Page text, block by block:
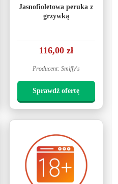
Jasnofioletowa peruka z
grzywką
116,00 zł
Producent: Smiffy's
Sprawdź ofertę